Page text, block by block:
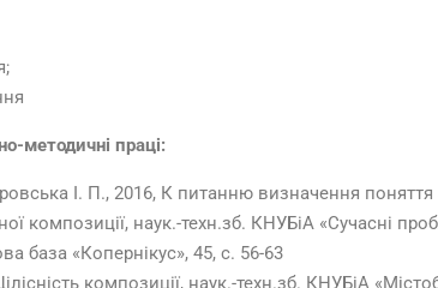
методичні праці:
І. П., 2016, К питанню визначення поняття
композиції, наук.-техн.зб. КНУБіА «Сучасні
база «Копернікус», 45, с. 56-63
композиції, наук.-техн.зб. КНУБіА